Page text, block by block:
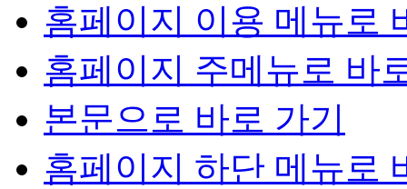
홈페이지 이용 메뉴로
홈페이지 주메뉴로 바
본문으로 바로 가기
홈페이지 하단 메뉴로